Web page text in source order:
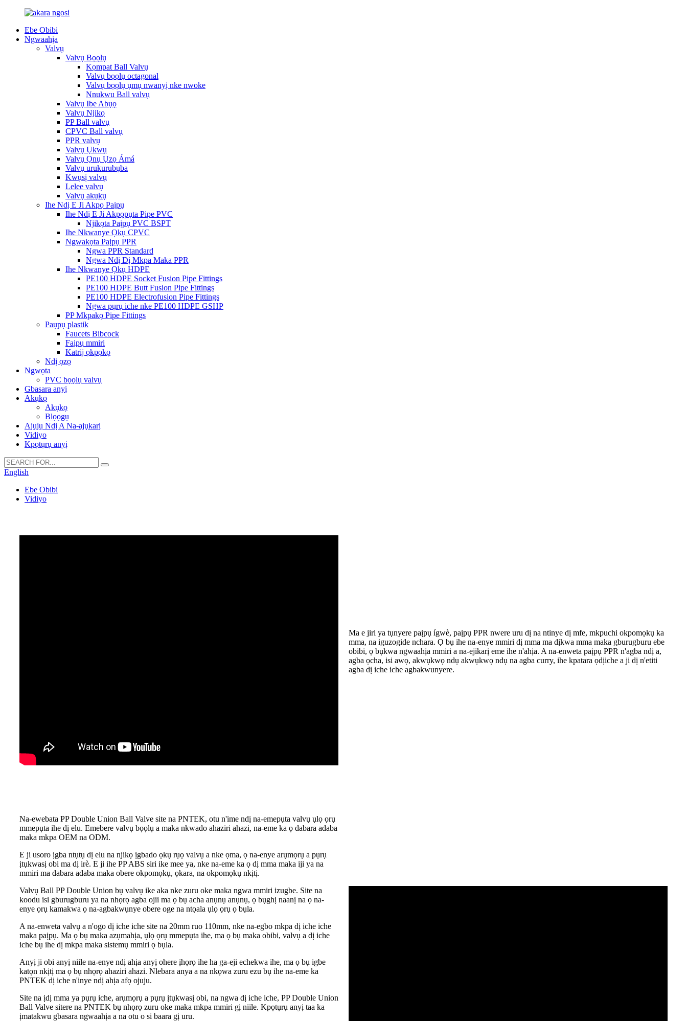
Ebe Obibi
Ngwaahịa
Valvụ
Valvụ Bọọlụ
Kọmpat Ball Valvụ
Valvụ bọọlụ octagonal
Valvụ bọọlụ ụmụ nwanyị nke nwoke
Nnukwu Ball valvụ
Valvụ Ibe Abụọ
Valvụ Njikọ
PP Ball valvụ
CPVC Ball valvụ
PPR valvụ
Valvụ Ụkwụ
Valvụ Ọnụ Ụzọ Ámá
Valvụ urukurubụba
Kwụsị valvụ
Lelee valvụ
Valvụ akụkụ
Ihe Ndị E Ji Akpọ Paịpụ
Ihe Ndị E Ji Akpọpụta Pipe PVC
Njikọta Paịpụ PVC BSPT
Ihe Nkwanye Ọkụ CPVC
Ngwakọta Paịpụ PPR
Ngwa PPR Standard
Ngwa Ndị Dị Mkpa Maka PPR
Ihe Nkwanye Ọkụ HDPE
PE100 HDPE Socket Fusion Pipe Fittings
PE100 HDPE Butt Fusion Pipe Fittings
PE100 HDPE Electrofusion Pipe Fittings
Ngwa pụrụ iche nke PE100 HDPE GSHP
PP Mkpakọ Pipe Fittings
Paụpụ plastik
Faucets Bibcock
Faịpụ mmiri
Katrij ọkpọkọ
Ndị ọzọ
Ngwọta
PVC bọọlụ valvụ
Gbasara anyị
Akụkọ
Akụkọ
Blọọgụ
Ajụjụ Ndị A Na-ajụkarị
Vidiyo
Kpọtụrụ anyị
English
Ebe Obibi
Vidiyo
Ma e jiri ya tụnyere paịpụ ígwè, paịpụ PPR nwere uru dị na ntinye dị mfe, mkpuchi okpomọkụ ka
mma, na iguzogide nchara. Ọ bụ ihe na-enye mmiri dị mma ma dịkwa mma maka gburugburu ebe
obibi, ọ bụkwa ngwaahịa mmiri a na-ejikarị eme ihe n'ahịa. A na-enweta paịpụ PPR n'agba ndị a,
agba ọcha, isi awọ, akwụkwọ ndụ akwụkwọ ndụ na agba curry, ihe kpatara ọdịiche a ji dị n'etiti
agba dị iche iche agbakwunyere.
Na-ewebata PP Double Union Ball Valve site na PNTEK, otu n'ime ndị na-emepụta valvụ ụlọ ọrụ
mmepụta ihe dị elu. Emebere valvụ bọọlụ a maka nkwado ahaziri ahazi, na-eme ka ọ dabara adaba
maka mkpa OEM na ODM.
E ji usoro ịgba ntụtụ dị elu na njikọ ịgbado ọkụ rụọ valvụ a nke ọma, ọ na-enye arụmọrụ a pụrụ
ịtụkwasị obi ma dị irè. E ji ihe PP ABS siri ike mee ya, nke na-eme ka ọ dị mma maka iji ya na
mmiri ma dabara adaba maka obere okpomọkụ, ọkara, na okpomọkụ nkịtị.
Valvụ Ball PP Double Union bụ valvụ ike aka nke zuru oke maka ngwa mmiri izugbe. Site na
koodu isi gburugburu ya na nhọrọ agba ojii ma ọ bụ acha anụnụ anụnụ, ọ bụghị naanị na ọ na-
enye ọrụ kamakwa ọ na-agbakwụnye obere oge na ntọala ụlọ ọrụ ọ bụla.
A na-enweta valvụ a n'ogo dị iche iche site na 20mm ruo 110mm, nke na-egbo mkpa dị iche iche
maka paịpụ. Ma ọ bụ maka azụmahịa, ụlọ ọrụ mmepụta ihe, ma ọ bụ maka obibi, valvụ a dị iche
iche bụ ihe dị mkpa maka sistemụ mmiri ọ bụla.
Anyị ji obi anyị niile na-enye ndị ahịa anyị ohere ịhọrọ ihe ha ga-eji echekwa ihe, ma ọ bụ igbe
katọn nkịtị ma ọ bụ nhọrọ ahaziri ahazi. Nlebara anya a na nkọwa zuru ezu bụ ihe na-eme ka
PNTEK dị iche n'inye ndị ahịa afọ ojuju.
Site na ịdị mma ya pụrụ iche, arụmọrụ a pụrụ ịtụkwasị obi, na ngwa dị iche iche, PP Double Union
Ball Valve sitere na PNTEK bụ nhọrọ zuru oke maka mkpa mmiri gị niile. Kpọtụrụ anyị taa ka
ịmatakwu gbasara ngwaahịa a na otu o si baara gị uru.